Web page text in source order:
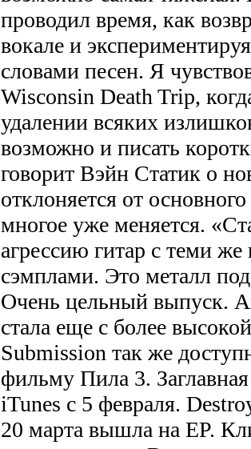
проводил время, как
вокале и
словами песен. Я
Wisconsin Death Trip,
удалении всяких
возможно и писать
говорит Вэйн Статик о
отклоняется от
многое уже меняется.
агрессию гитар с теми
сэмплами. Это металл
Очень цельный выпуск.
стала еще с более
Submission так же
фильму Пила 3.
iTunes с 5 февраля.
20 марта вышла на EP.